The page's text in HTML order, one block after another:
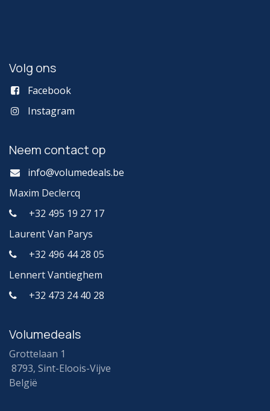
Volg ons
Facebook
Instagram
Neem contact op
info@volumedeals.be
Maxim Declercq
+32 495 19 27 17
Laurent Van Parys
+32 496 44 28 05
Lennert Vantieghem
+32 473 24 40 28
Volumedeals
Grottelaan 1
8793, Sint-Eloois-Vijve
België